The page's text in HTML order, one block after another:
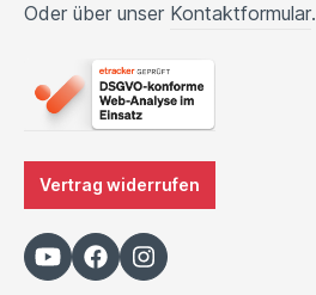
Oder über unser Kontaktformular.
Vertrag widerrufen